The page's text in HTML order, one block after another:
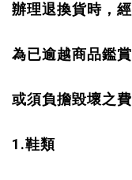
辦理退換貨時，
為已逾越商品鑑
或須負擔毀壞之費
1.鞋類